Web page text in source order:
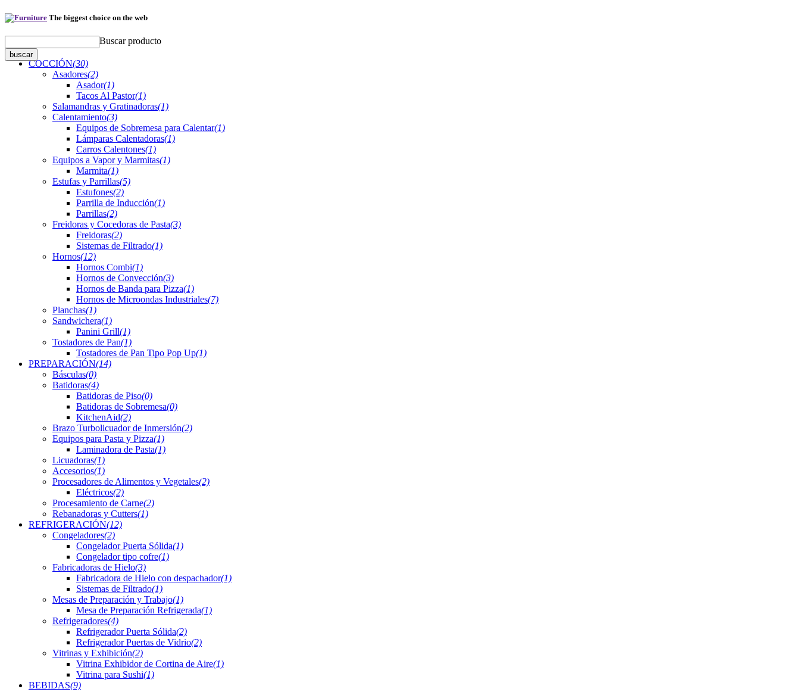
The biggest choice on the web
Buscar producto
COCCIÓN(30)
Asadores(2)
Asador(1)
Tacos Al Pastor(1)
Salamandras y Gratinadoras(1)
Calentamiento(3)
Equipos de Sobremesa para Calentar(1)
Lámparas Calentadoras(1)
Carros Calentones(1)
Equipos a Vapor y Marmitas(1)
Marmita(1)
Estufas y Parrillas(5)
Estufones(2)
Parrilla de Inducción(1)
Parrillas(2)
Freidoras y Cocedoras de Pasta(3)
Freidoras(2)
Sistemas de Filtrado(1)
Hornos(12)
Hornos Combi(1)
Hornos de Convección(3)
Hornos de Banda para Pizza(1)
Hornos de Microondas Industriales(7)
Planchas(1)
Sandwichera(1)
Panini Grill(1)
Tostadores de Pan(1)
Tostadores de Pan Tipo Pop Up(1)
PREPARACIÓN(14)
Básculas(0)
Batidoras(4)
Batidoras de Piso(0)
Batidoras de Sobremesa(0)
KitchenAid(2)
Brazo Turbolicuador de Inmersión(2)
Equipos para Pasta y Pizza(1)
Laminadora de Pasta(1)
Licuadoras(1)
Accesorios(1)
Procesadores de Alimentos y Vegetales(2)
Eléctricos(2)
Procesamiento de Carne(2)
Rebanadoras y Cutters(1)
REFRIGERACIÓN(12)
Congeladores(2)
Congelador Puerta Sólida(1)
Congelador tipo cofre(1)
Fabricadoras de Hielo(3)
Fabricadora de Hielo con despachador(1)
Sistemas de Filtrado(1)
Mesas de Preparación y Trabajo(1)
Mesa de Preparación Refrigerada(1)
Refrigeradores(4)
Refrigerador Puerta Sólida(2)
Refrigerador Puertas de Vidrio(2)
Vitrinas y Exhibición(2)
Vitrina Exhibidor de Cortina de Aire(1)
Vitrina para Sushi(1)
BEBIDAS(9)